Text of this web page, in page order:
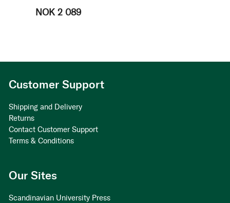
NOK 2 089
Customer Support
Shipping and Delivery
Returns
Contact Customer Support
Terms & Conditions
Our Sites
Scandinavian University Press